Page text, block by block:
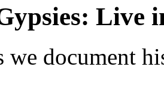
Live
we document